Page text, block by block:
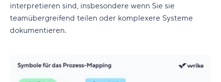
interpretieren sind, insbesondere wenn Sie sie
teamübergreifend teilen oder komplexere Systeme
dokumentieren.